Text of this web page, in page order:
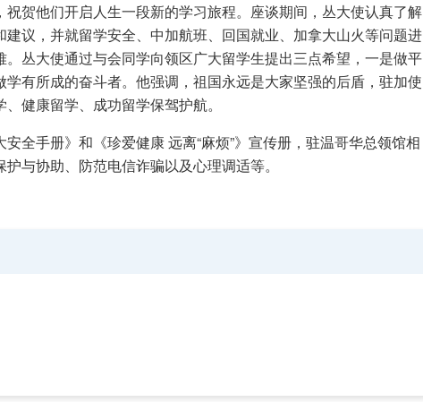
贺他们开启人生一段新的学习旅程。座谈期间，丛大使认真了解
议，并就留学安全、中加航班、回国就业、加拿大山火等问题进
丛大使通过与会同学向领区广大留学生提出三点希望，一是做平
有所成的奋斗者。他强调，祖国永远是大家坚强的后盾，驻加使
健康留学、成功留学保驾护航。
全手册》和《珍爱健康 远离“麻烦”》宣传册，驻温哥华总领馆相
与协助、防范电信诈骗以及心理调适等。